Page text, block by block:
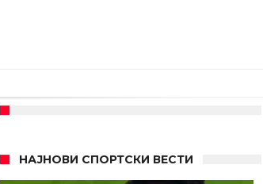
НАЈНОВИ СПОРТСКИ ВЕСТИ